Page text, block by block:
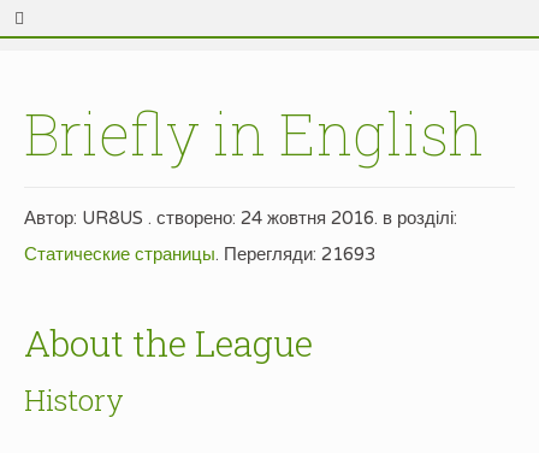
Briefly in English
Автор: UR8US . створено: 24 жовтня 2016. в розділі:
Статические страницы. Перегляди: 21693
About the League
History